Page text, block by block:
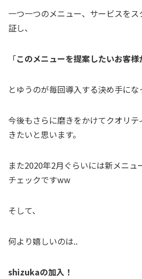
一つ一つのメニュー、サービスを
証し、
「このメニューを提案したいお客様
とゆうのが毎回導入する決め手にな
今後もさらに磨きをかけてクオリ
きたいと思います。
また2020年2月ぐらいには新メニュ
チェックですww
そして、
何より嬉しいのは..
shizukaの加入！